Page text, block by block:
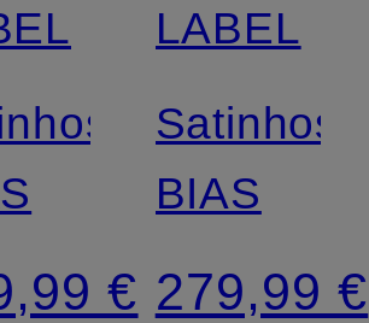
€
LABEL
Satinhose
BIAS
279,99 €